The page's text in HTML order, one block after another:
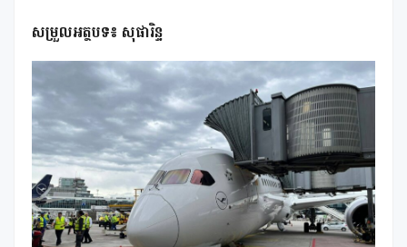
សម្រួលអត្ថបទ៖ សុផារិន្ទ